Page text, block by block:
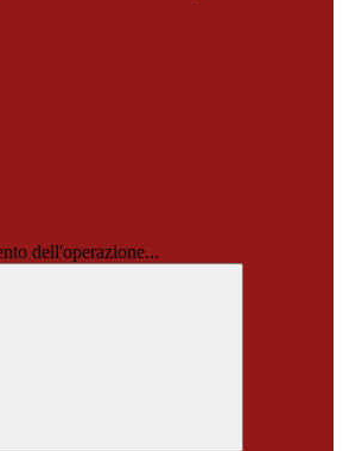
dell'operazione...